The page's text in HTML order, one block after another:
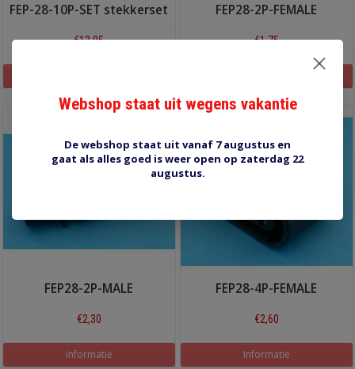
FEP-28-10P-SET stekkerset
€13,95
FEP28-2P-FEMALE
€1,75
FEP28-2P-MALE
€2,30
Informatie
FEP28-4P-FEMALE
€2,60
Informatie
Webshop staat uit wegens vakantie
De webshop staat uit vanaf 7 augustus en
gaat als alles goed is weer open op zaterdag 22
augustus.